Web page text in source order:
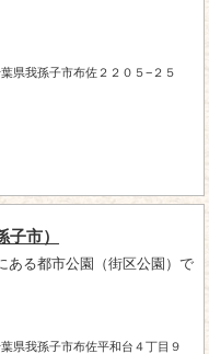
県我孫子市布佐２２０５−２５
子市）
ある都市公園（街区公園）で
県我孫子市布佐平和台４丁目９